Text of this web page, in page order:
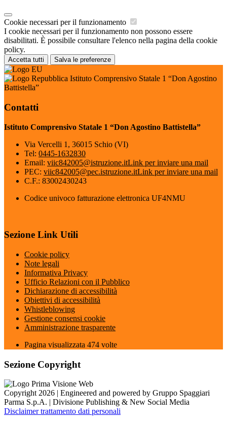
Cookie necessari per il funzionamento
I cookie necessari per il funzionamento non possono essere
disabilitati. È possibile consultare l'elenco nella pagina della cookie
policy.
Accetta tutti Salva le preferenze
Istituto Comprensivo Statale 1 “Don Agostino
Battistella”
Contatti
Istituto Comprensivo Statale 1 “Don Agostino Battistella”
Via Vercelli 1, 36015 Schio (VI)
Tel: 0445-1632830
Email: viic842005@istruzione.itLink per inviare una mail
PEC: viic842005@pec.istruzione.itLink per inviare una mail
C.F.: 83002430243
Codice univoco fatturazione elettronica UF4NMU
Sezione Link Utili
Cookie policy
Note legali
Informativa Privacy
Ufficio Relazioni con il Pubblico
Dichiarazione di accessibilità
Obiettivi di accessibilità
Whistleblowing
Gestione consensi cookie
Amministrazione trasparente
Pagina visualizzata 474 volte
Sezione Copyright
Copyright 2026 | Engineered and powered by Gruppo Spaggiari
Parma S.p.A. | Divisione Publishing & New Social Media
Disclaimer trattamento dati personali